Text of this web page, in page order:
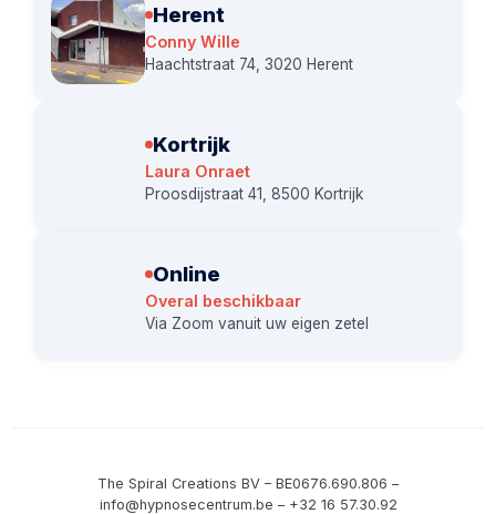
Herent
Conny Wille
Haachtstraat 74, 3020 Herent
Kortrijk
Laura Onraet
Proosdijstraat 41, 8500 Kortrijk
Online
Overal beschikbaar
Via Zoom vanuit uw eigen zetel
The Spiral Creations BV – BE0676.690.806 –
info@hypnosecentrum.be – +32 16 57.30.92